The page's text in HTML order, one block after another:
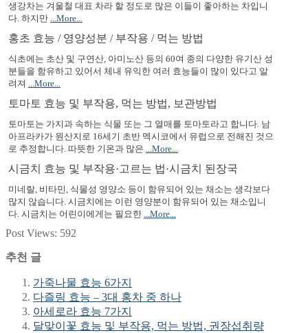
생강차는 겨울철 대표 차라 할 정도로 많은 이들이 좋아하는 차입니
다. 하지만 ...More...
홍초 효능 / 영양성분 / 부작용 / 먹는 방법
식초에는 초산 및 구연산, 아미노산 등의 60여 종의 다양한 유기산 성
분들을 함유하고 있어서 체내 유익한 여러 효능들이 많이 있다고 알
려져 ...More...
토마토 효능 및 부작용, 먹는 방법, 보관방법
토마토는 가지과 속하는 식물 또는 그 열매를 토마토라고 합니다. 남
아프라카가 원산지로 16세기 초반 멕시코에서 유럽으로 전해진 것으
로 추정합니다. 따뜻한 기온과 많은 ...More...
시금치 효능 및 부작용·고르는 법·시금치 된장국
미네랄, 비타민, 식물성 영양소 등이 함유되어 있는 채소는 생각보다
많지 않습니다. 시금치에는 이런 영양분이 함유되어 있는 채소입니
다. 시금치는 어린이에게는 필요한 ...More...
Post Views: 592
추천 글
가죽나물 효능 6가지
다즐링 효능 – 3대 홍차 중 하나
아세로라 효능 7가지
달맞이꽃 효능 및 부작용, 먹는 방법, 권장섭취량